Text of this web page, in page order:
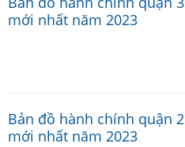
mới nhất năm 2023
Bản đồ hành chính quận 2
mới nhất năm 2023